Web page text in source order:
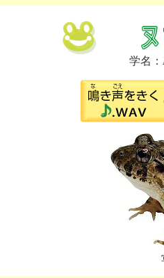
学名：